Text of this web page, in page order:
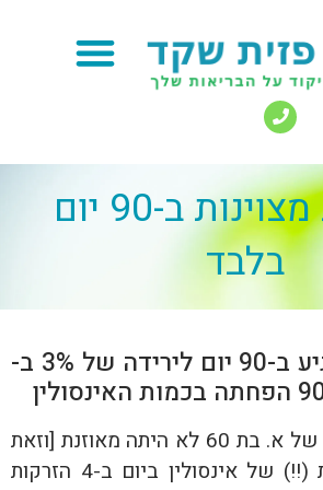
תוצאות מצוינות ב-90 יום
בלבד
ככה אפשר להגיע ב-90 יום לירידה של 3% ב-
כמה שנים הסוכרת של א. בת 60 לא היתה מאוזנת [וזאת
למרות 260 יחידות (!!) של אינסולין ביום ב-4 הזרקות